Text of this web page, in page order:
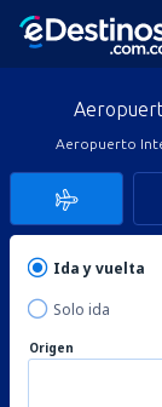
Aeropuerto
Ida y vuelta
Solo ida
Origen